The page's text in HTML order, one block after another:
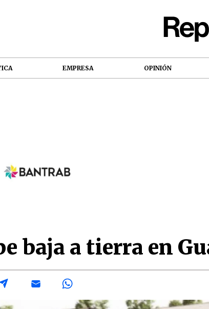
EMPRESA OPINIÓN
baja a tierra en